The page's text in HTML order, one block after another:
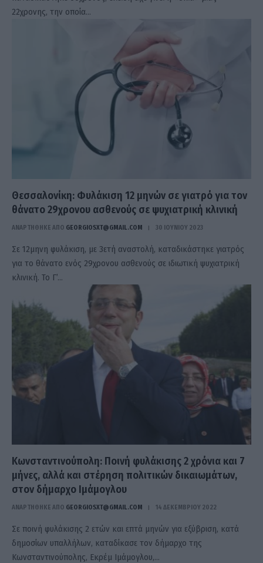
22χρονης, την οποία…
Θεσσαλονίκη: Φυλάκιση 12 μηνών σε γιατρό για τον
θάνατο 29χρονου ασθενούς σε ψυχιατρική κλινική
ΑΝΑΡΤΗΘΗΚΕ ΑΠΟ GEORGIOSXT@GMAIL.COM 30 ΙΟΥΝΊΟΥ 2023
Σε 12μηνη φυλάκιση, με 3ετή αναστολή, καταδικάστηκε γιατρός
για το θάνατο ενός 29χρονου ασθενούς σε ιδιωτική ψυχιατρική
κλινική. Το Γ’…
Κωνσταντινούπολη: Ποινή φυλάκισης 2 χρόνια και 7
μήνες, αλλά και στέρηση πολιτικών δικαιωμάτων,
στον δήμαρχο Ιμάμογλου
ΑΝΑΡΤΗΘΗΚΕ ΑΠΟ GEORGIOSXT@GMAIL.COM 14 ΔΕΚΕΜΒΡΊΟΥ 2022
Σε ποινή φυλάκισης 2 ετών και επτά μηνών για εξύβριση, κατά
δημοσίων υπαλλήλων, καταδίκασε τον δήμαρχο της
Κωνσταντινούπολης, Εκρέμ Ιμάμογλου,…